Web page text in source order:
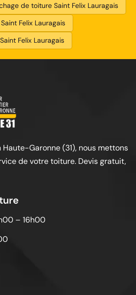
de toiture Saint Felix Lauragais
Felix Lauragais
Felix Lauragais
Garonne (31), nous mettons
de votre toiture. Devis gratuit,
– 16h00